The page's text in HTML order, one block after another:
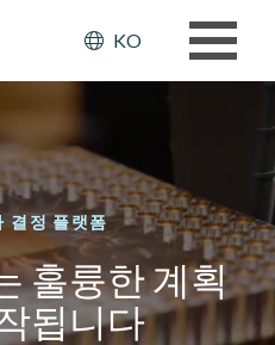
Header:
KO
결정 플랫폼
훌륭한 계획
됩니다